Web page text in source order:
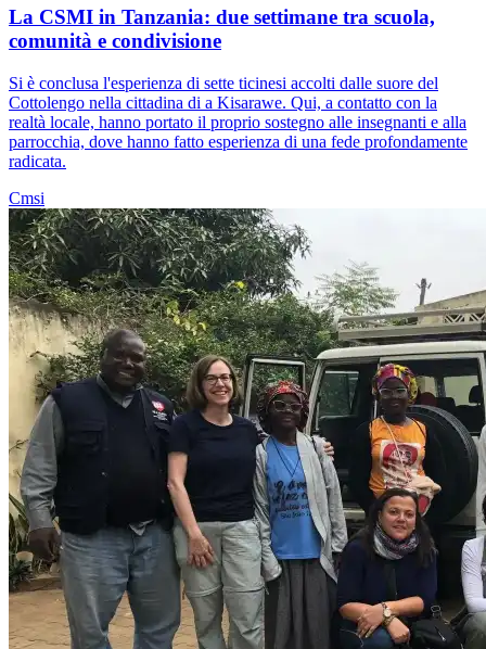
La CSMI in Tanzania: due settimane tra scuola,
comunità e condivisione
Si è conclusa l'esperienza di sette ticinesi accolti dalle suore del
Cottolengo nella cittadina di a Kisarawe. Qui, a contatto con la
realtà locale, hanno portato il proprio sostegno alle insegnanti e alla
parrocchia, dove hanno fatto esperienza di una fede profondamente
radicata.
Cmsi